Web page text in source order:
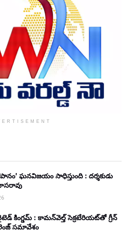
ఘనవిజయం సాధిస్తుంది : దర్శకుడు
కింగ్డమ్ : కామన్‌వెల్త్ సెక్రటేరియట్‌తో గ్రీన్
సమావేశం